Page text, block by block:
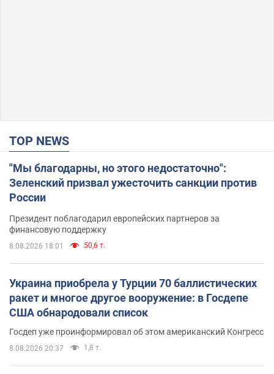
TOP NEWS
"Мы благодарны, но этого недостаточно":
Зеленский призвал ужесточить санкции против
России
Президент поблагодарил европейских партнеров за
финансовую поддержку
8.08.2026 18:01 50,6 т.
Украина приобрела у Турции 70 баллистических
ракет и многое другое вооружение: в Госдепе
США обнародовали список
Госдеп уже проинформировал об этом американский Конгресс
8.08.2026 20:37 1,8 т.